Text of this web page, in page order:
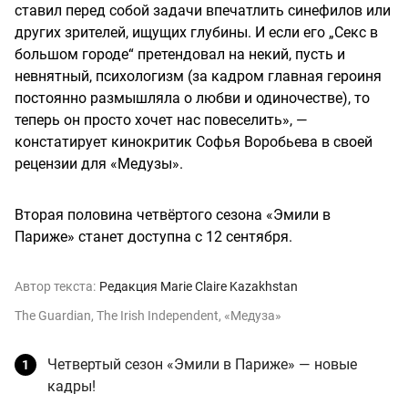
ставил перед собой задачи впечатлить синефилов или
других зрителей, ищущих глубины. И если его „Секс в
большом городе“ претендовал на некий, пусть и
невнятный, психологизм (за кадром главная героиня
постоянно размышляла о любви и одиночестве), то
теперь он просто хочет нас повеселить», —
констатирует кинокритик Софья Воробьева в своей
рецензии для «Медузы».
Вторая половина четвёртого сезона «Эмили в
Париже» станет доступна с 12 сентября.
Автор текста: Редакция Marie Claire Kazakhstan
The Guardian, The Irish Independent, «Медуза»
Четвертый сезон «Эмили в Париже» — новые
кадры!